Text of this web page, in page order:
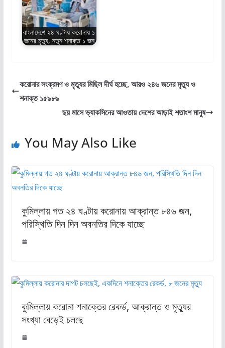
বাংলাদেশে ২৪ ঘণ্টায় করোনায় ১
জনের মৃত্যু, নতুন শনাক্ত ১ জন
করোনার সংক্রমণ ও মৃত্যুর মিছিল দীর্ঘ হচ্ছে, আরও ২৪৬ জনের মৃত্যু ও
শনাক্ত ১৫৯৮৯
ছয় মাসে ভ্যাকসিনের আওতায় দেশের আড়াই শতাংশ মানুষ
You May Also Like
কুমিল্লায় গত ২৪ ঘণ্টায় করোনায় আক্রান্ত ৮৪৬ জন,
পরিস্থিতি দিন দিন অবনতির দিকে যাচ্ছে
কুমিল্লায় করোনা শনাক্তের রেকর্ড, আক্রান্ত ও মৃত্যুর
সংখ্যা বেড়েই চলছে